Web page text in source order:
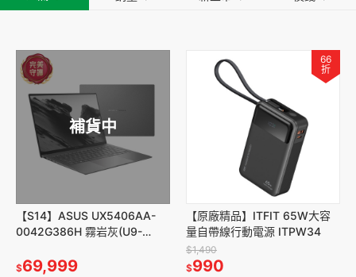
補貨中
【S14】ASUS UX5406AA-
0042G386H 霧岩灰(U9-
$69,999
66
折
【原廠精品】ITFIT 65W大容
量自帶線行動電源 ITPW34
$1,490
$990